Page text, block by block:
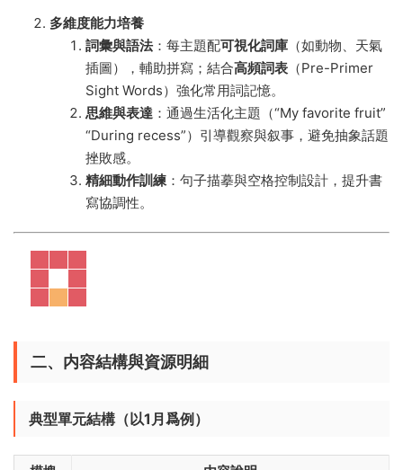
多維度能力培養
詞彙與語法​：每主題配可視化詞庫 ​（如動物、天氣
插圖），輔助拼寫；結合高頻詞表 ​（Pre-Primer
Sight Words）強化常用詞記憶。
思維與表達 ​：通過生活化主題（“My favorite fruit”
“During recess”）引導觀察與叙事，避免抽象話題
挫敗感。
精細動作訓練​：句子描摹與空格控制設計，提升書
寫協調性。
二、内容結構與資源明細
典型單元結構（以1月爲例）​